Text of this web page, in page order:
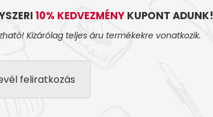
10% KEDVEZMÉNY KUPONT ADUNK!
Kizárólag teljes áru termékekre vonatkozik.
feliratkozás